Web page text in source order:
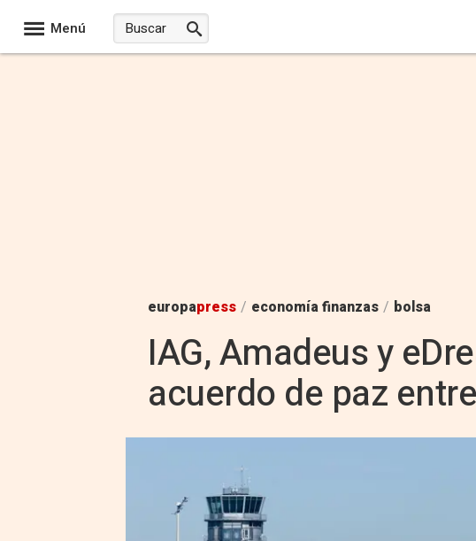
Menú
europapress / economía finanzas / bolsa
IAG, Amadeus y
acuerdo de paz